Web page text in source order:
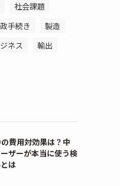
社会課題
手続き
製造
ネス
輸出
費用対効果は？中
ザーが本当に使う検
は